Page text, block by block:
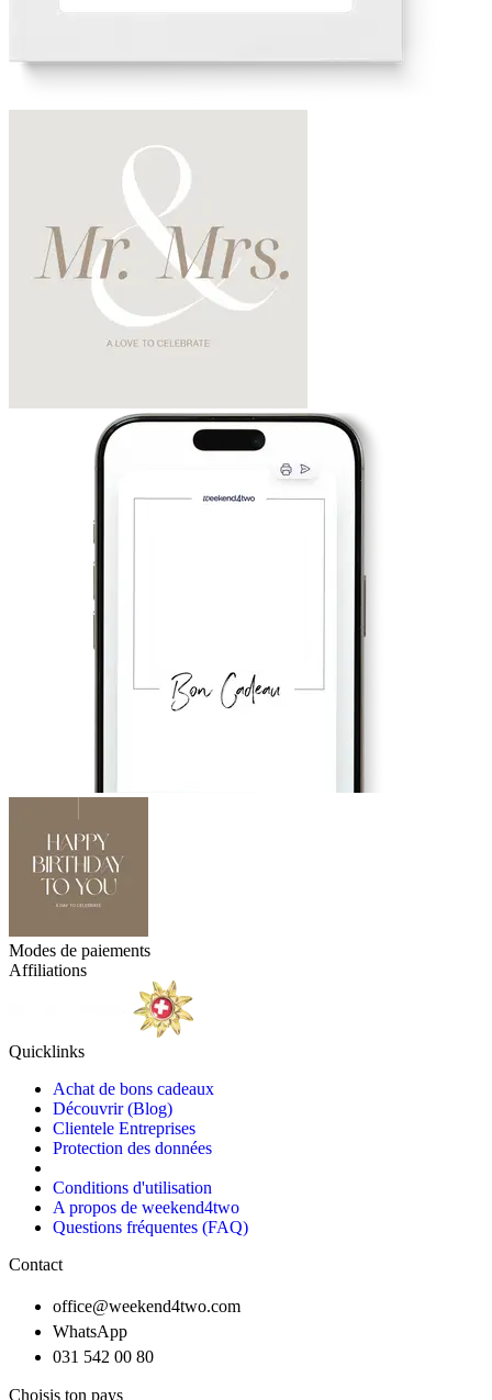
Modes de paiements
Affiliations
Quicklinks
Achat de bons cadeaux
Découvrir (Blog)
Clientele Entreprises
Protection des données
Conditions d'utilisation
A propos de weekend4two
Questions fréquentes (FAQ)
Contact
office@weekend4two.com
WhatsApp
031 542 00 80
Choisis ton pays